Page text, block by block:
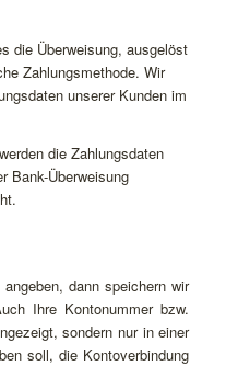
die Überweisung, ausgelöst
Zahlungsmethode. Wir
unserer Kunden im
die Zahlungsdaten
Bank-Überweisung
dann speichern wir
Ihre Kontonummer bzw.
sondern nur in einer
soll, die Kontoverbindung